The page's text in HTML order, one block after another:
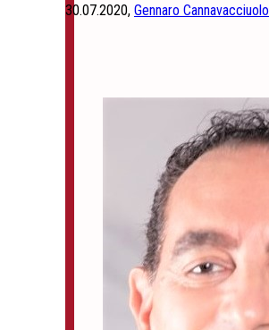
30.07.2020, Gennaro Cannavacciuolo